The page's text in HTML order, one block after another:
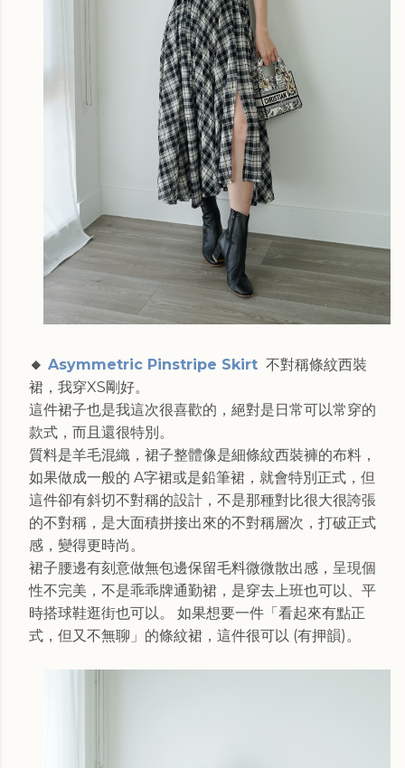
🔸 Asymmetric Pinstripe Skirt 不對稱條紋西裝
裙，我穿XS剛好。
這件裙子也是我這次很喜歡的，絕對是日常可以常穿的
款式，而且還很特別。
質料是羊毛混織，裙子整體像是細條紋西裝褲的布料，
如果做成一般的 A字裙或是鉛筆裙，就會特別正式，但
這件卻有斜切不對稱的設計，不是那種對比很大很誇張
的不對稱，是大面積拼接出來的不對稱層次，打破正式
感，變得更時尚。
裙子腰邊有刻意做無包邊保留毛料微微散出感，呈現個
性不完美，不是乖乖牌通勤裙，是穿去上班也可以、平
時搭球鞋逛街也可以。 如果想要一件「看起來有點正
式，但又不無聊」的條紋裙，這件很可以 (有押韻)。